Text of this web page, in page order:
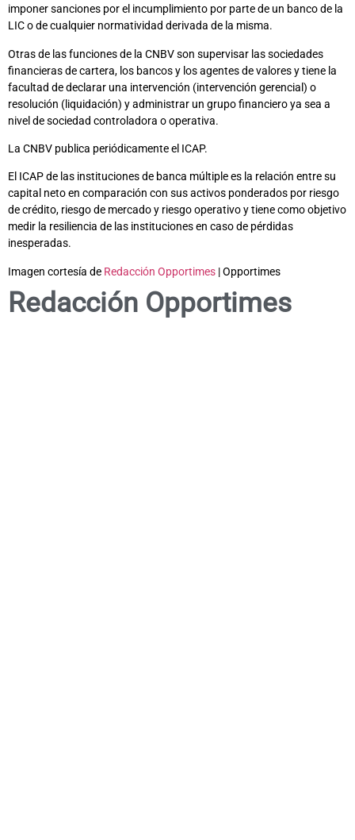
imponer sanciones por el incumplimiento por parte de un banco de la
LIC o de cualquier normatividad derivada de la misma.
Otras de las funciones de la CNBV son supervisar las sociedades
financieras de cartera, los bancos y los agentes de valores y tiene la
facultad de declarar una intervención (intervención gerencial) o
resolución (liquidación) y administrar un grupo financiero ya sea a
nivel de sociedad controladora o operativa.
La CNBV publica periódicamente el ICAP.
El ICAP de las instituciones de banca múltiple es la relación entre su
capital neto en comparación con sus activos ponderados por riesgo
de crédito, riesgo de mercado y riesgo operativo y tiene como objetivo
medir la resiliencia de las instituciones en caso de pérdidas
inesperadas.
Imagen cortesía de Redacción Opportimes | Opportimes
Redacción Opportimes